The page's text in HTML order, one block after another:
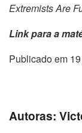
Extremists Are
Link para a
Publicado em
Autoras: